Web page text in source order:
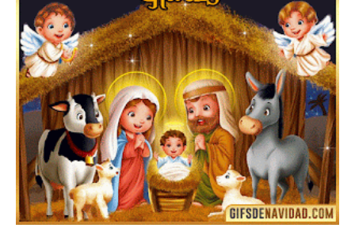
Feliz Navidad y próspero Año Nuevo Edmunda